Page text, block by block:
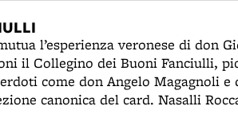
l’esperienza veronese di don
il Collegino dei Buoni Fanciulli,
come don Angelo Magagnoli e
canonica del card. Nasalli